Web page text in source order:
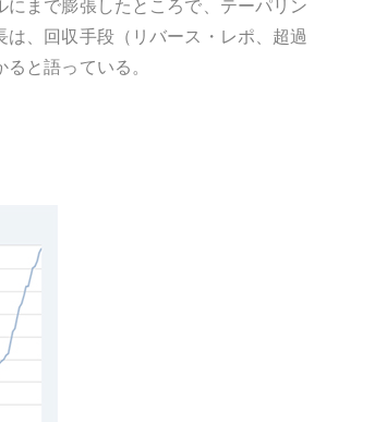
まで膨張したところで、テーパリン
、回収手段（リバース・レポ、超過
と語っている。